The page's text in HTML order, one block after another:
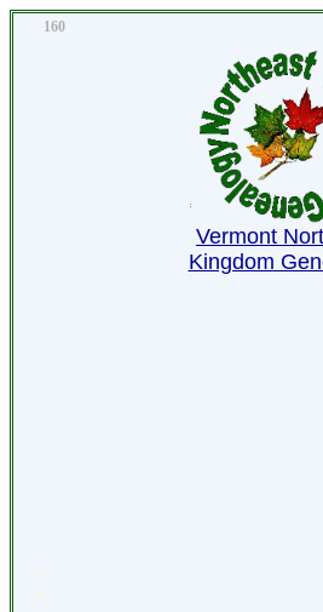
160
Vermont
Kingdom
`
`